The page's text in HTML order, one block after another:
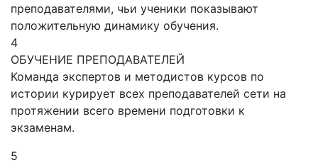
преподавателями, чьи ученики показывают
положительную динамику обучения.
4
ОБУЧЕНИЕ ПРЕПОДАВАТЕЛЕЙ
Команда экспертов и методистов курсов по
истории курирует всех преподавателей сети на
протяжении всего времени подготовки к
экзаменам.
5